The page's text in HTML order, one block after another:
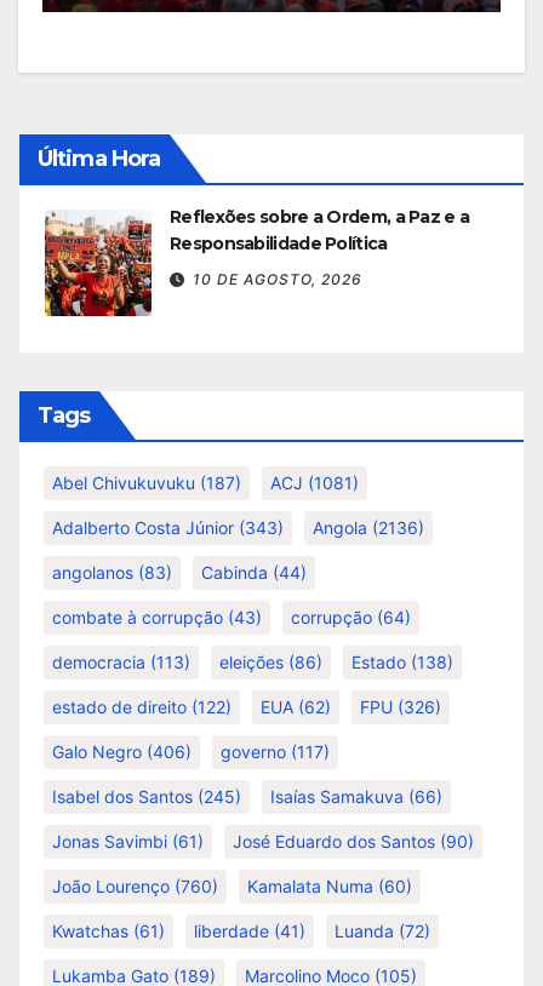
Última Hora
Reflexões sobre a Ordem, a Paz e a
Responsabilidade Política
10 DE AGOSTO, 2026
Tags
Abel Chivukuvuku (187) ACJ (1081)
Adalberto Costa Júnior (343) Angola (2136)
angolanos (83) Cabinda (44)
combate à corrupção (43) corrupção (64)
democracia (113) eleições (86) Estado (138)
estado de direito (122) EUA (62) FPU (326)
Galo Negro (406) governo (117)
Isabel dos Santos (245) Isaías Samakuva (66)
Jonas Savimbi (61) José Eduardo dos Santos (90)
João Lourenço (760) Kamalata Numa (60)
Kwatchas (61) liberdade (41) Luanda (72)
Lukamba Gato (189) Marcolino Moco (105)